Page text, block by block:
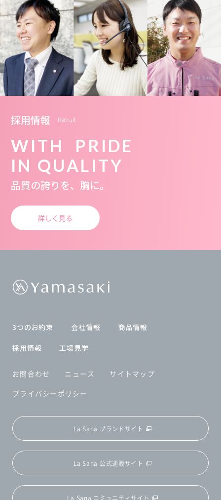
採用情報 Recruit
WITH PRIDE
IN QUALITY
品質の誇りを、胸に。
詳しく見る
3つのお約束 会社情報 商品情報
採用情報 工場見学
お問合わせ ニュース
サイトマップ
プライバシーポリシー
La Sana ブランドサイト
La Sana 公式通販サイト
La Sana コミュニティサイト